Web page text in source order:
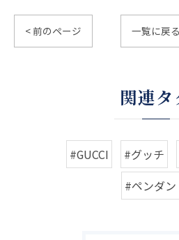
< 前のページ 一覧に戻る
関連タ
#GUCCI #グッチ
#ペンダン